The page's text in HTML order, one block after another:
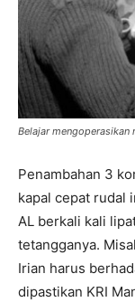
Belajar mengoperasikan
Penambahan 3
kapal cepat rudal
AL berkali kali
tetangganya.
Irian harus
dipastikan KRI